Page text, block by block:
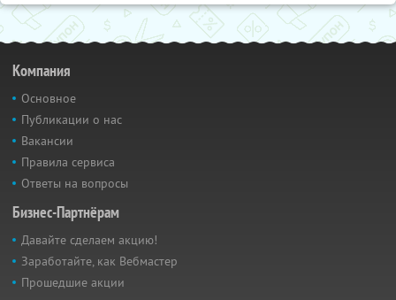
Компания
Основное
Публикации о нас
Вакансии
Правила сервиса
Ответы на вопросы
Бизнес-Партнёрам
Давайте сделаем акцию!
Заработайте, как Вебмастер
Прошедшие акции